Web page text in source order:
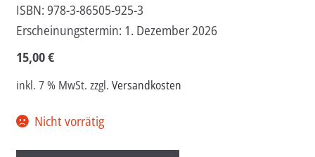
ISBN: 978-3-86505-925-3
Erscheinungstermin: 1. Dezember 2026
15,00€
inkl. 7 % MwSt. zzgl. Versandkosten
Nicht vorrätig